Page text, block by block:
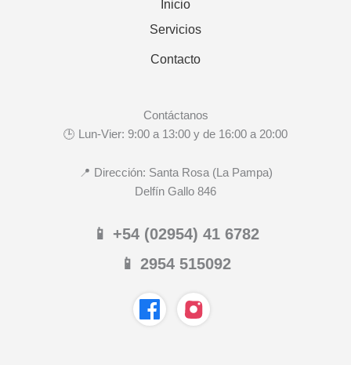
Inicio
Servicios
Contacto
Contáctanos
🕒 Lun-Vier: 9:00 a 13:00 y de 16:00 a 20:00
📍 Dirección: Santa Rosa (La Pampa)
Delfín Gallo 846
📱 +54 (02954) 41 6782
📱 2954 515092